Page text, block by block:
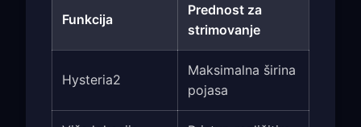
Funkcija
Prednost za
strimovanje
Hysteria2
Maksimalna širina
pojasa